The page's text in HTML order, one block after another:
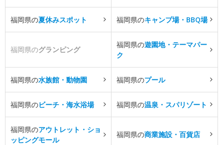
福岡県の夏休みスポット 福岡県のキャンプ場・BBQ場
福岡県のグランピング
福岡県の遊園地・テーマパー
ク
福岡県の水族館・動物園 福岡県のプール
福岡県のビーチ・海水浴場 福岡県の温泉・スパリゾート
福岡県のアウトレット・ショ
ッピングモール
福岡県の商業施設・百貨店